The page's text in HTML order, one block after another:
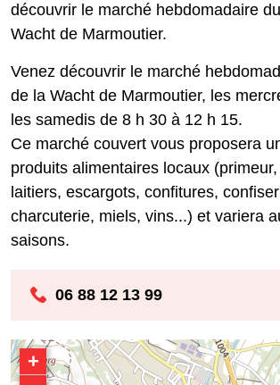
découvrir le marché hebdomadaire
Wacht de Marmoutier.
Venez découvrir le marché
de la Wacht de Marmoutier, les
les samedis de 8 h 30 à 12 h 15.
Ce marché couvert vous proposera
produits alimentaires locaux
laitiers, escargots, confitures,
charcuterie, miels, vins...) et variera
saisons.
06 88 12 13 99
+